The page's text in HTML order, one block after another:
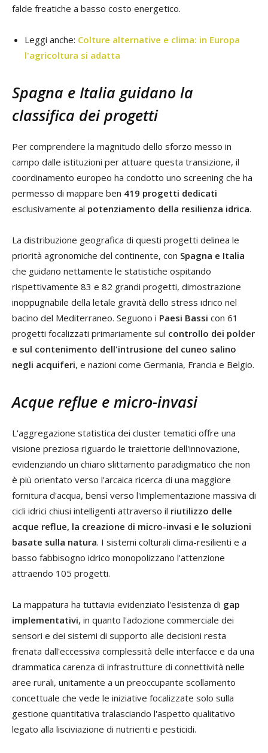
falde freatiche a basso costo energetico.
Leggi anche: Colture alternative e clima: in Europa
l'agricoltura si adatta
Spagna e Italia guidano la
classifica dei progetti
Per comprendere la magnitudo dello sforzo messo in
campo dalle istituzioni per attuare questa transizione, il
coordinamento europeo ha condotto uno screening che ha
permesso di mappare ben 419 progetti dedicati
esclusivamente al potenziamento della resilienza idrica.
La distribuzione geografica di questi progetti delinea le
priorità agronomiche del continente, con Spagna e Italia
che guidano nettamente le statistiche ospitando
rispettivamente 83 e 82 grandi progetti, dimostrazione
inoppugnabile della letale gravità dello stress idrico nel
bacino del Mediterraneo. Seguono i Paesi Bassi con 61
progetti focalizzati primariamente sul controllo dei polder
e sul contenimento dell'intrusione del cuneo salino
negli acquiferi, e nazioni come Germania, Francia e Belgio.
Acque reflue e micro-invasi
L'aggregazione statistica dei cluster tematici offre una
visione preziosa riguardo le traiettorie dell'innovazione,
evidenziando un chiaro slittamento paradigmatico che non
è più orientato verso l'arcaica ricerca di una maggiore
fornitura d'acqua, bensì verso l'implementazione massiva di
cicli idrici chiusi intelligenti attraverso il riutilizzo delle
acque reflue, la creazione di micro-invasi e le soluzioni
basate sulla natura. I sistemi colturali clima-resilienti e a
basso fabbisogno idrico monopolizzano l'attenzione
attraendo 105 progetti.
La mappatura ha tuttavia evidenziato l'esistenza di gap
implementativi, in quanto l'adozione commerciale dei
sensori e dei sistemi di supporto alle decisioni resta
frenata dall'eccessiva complessità delle interfacce e da una
drammatica carenza di infrastrutture di connettività nelle
aree rurali, unitamente a un preoccupante scollamento
concettuale che vede le iniziative focalizzate solo sulla
gestione quantitativa tralasciando l'aspetto qualitativo
legato alla lisciviazione di nutrienti e pesticidi.